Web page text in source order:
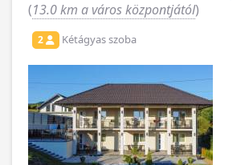
(13.0 km a város központjától)
2 Kétágyas szoba